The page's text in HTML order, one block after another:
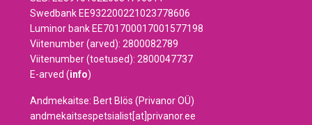
Swedbank EE932200221023778606
Luminor bank EE701700017001577198
Viitenumber (arved): 2800082789
Viitenumber (toetused): 2800047737
E-arved (info)
Andmekaitse: Bert Blös (Privanor OÜ)
andmekaitsespetsialist[at]privanor.ee